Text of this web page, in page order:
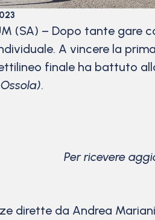
(SA) – Dopo tante gare
A vincere la
finale ha battuto
.
Per ricevere
dirette da Andrea